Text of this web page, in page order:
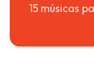
15 músicas